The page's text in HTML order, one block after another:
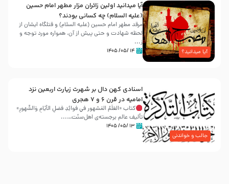
آیا میدانید؟
آیا میدانید اولین زائران مزار مطهر امام حسین
(علیه السلام) چه کسانی بودند؟
مرقد مطهر امام حسین (علیه السلام) و قتلگاه ایشان از
لحظه شهادت و حتی پیش از آن، همواره مورد توجه و
ز...
۱۴ /۰۵/ ۱۴۰۵
جالب و خواندنی
اسنادی کهن دال بر شهرت زیارت اربعین نزد
امامیه در قرن ۶ و ۷ هجری
کتاب «العَلَمُ المَشهور في فَوائِدِ فَضلِ الأيّامِ وَالشُّهورِ»
تألیف عالم برجسته‌ی اهل‌سنّت…...
۱۳ /۰۵/ ۱۴۰۵